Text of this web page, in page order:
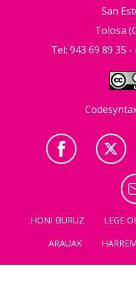
San
Tolosa
Tel: 943 69 89 35 -
HONI BURUZ LEGE
ARAUAK